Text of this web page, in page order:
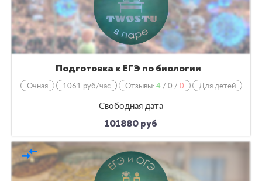
Подготовка к ЕГЭ по биологии
Очная
1061 руб/час Отзывы:4 /0 /0 Для детей
Свободная дата
101880 руб
compare_arrows